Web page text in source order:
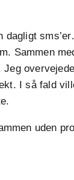
dagligt
Sammen
I så fald
uden